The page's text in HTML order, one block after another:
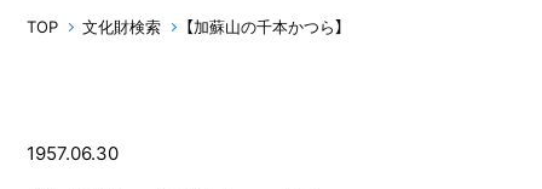
TOP 文化財検索 【加蘇山の千本かつら】
1957.06.30